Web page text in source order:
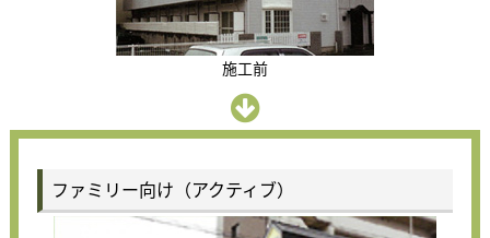
施工前
ファミリー向け（アクティブ）